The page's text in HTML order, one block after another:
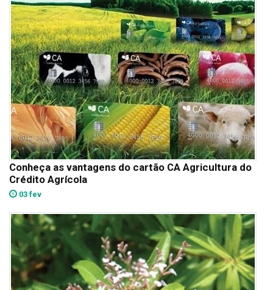
Conheça as vantagens do cartão CA Agricultura do
Crédito Agrícola
03 fev